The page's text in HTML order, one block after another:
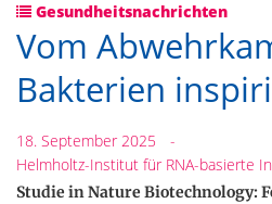
Gesundheitsnachrichten
Vom
Bakterien
18. September 2025
-
Helmholtz-Institut für RNA-basierte
Studie in Nature Biotechnology: